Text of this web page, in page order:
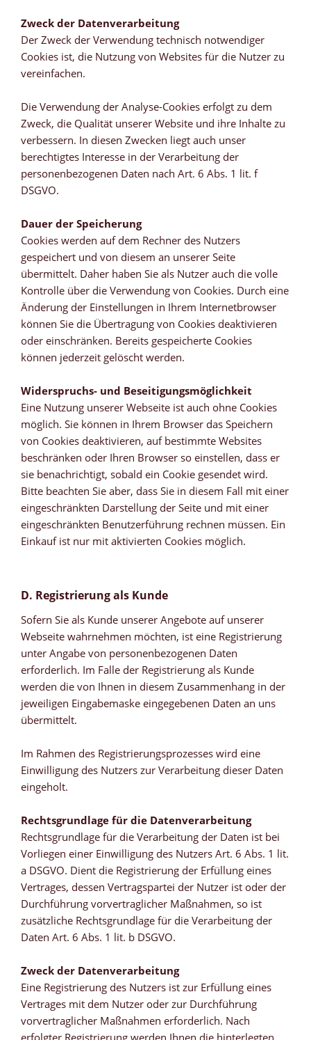
Zweck der Datenverarbeitung
Der Zweck der Verwendung technisch notwendiger
Cookies ist, die Nutzung von Websites für die Nutzer zu
vereinfachen.
Die Verwendung der Analyse-Cookies erfolgt zu dem
Zweck, die Qualität unserer Website und ihre Inhalte zu
verbessern. In diesen Zwecken liegt auch unser
berechtigtes Interesse in der Verarbeitung der
personenbezogenen Daten nach Art. 6 Abs. 1 lit. f
DSGVO.
Dauer der Speicherung
Cookies werden auf dem Rechner des Nutzers
gespeichert und von diesem an unserer Seite
übermittelt. Daher haben Sie als Nutzer auch die volle
Kontrolle über die Verwendung von Cookies. Durch eine
Änderung der Einstellungen in Ihrem Internetbrowser
können Sie die Übertragung von Cookies deaktivieren
oder einschränken. Bereits gespeicherte Cookies
können jederzeit gelöscht werden.
Widerspruchs- und Beseitigungsmöglichkeit
Eine Nutzung unserer Webseite ist auch ohne Cookies
möglich. Sie können in Ihrem Browser das Speichern
von Cookies deaktivieren, auf bestimmte Websites
beschränken oder Ihren Browser so einstellen, dass er
sie benachrichtigt, sobald ein Cookie gesendet wird.
Bitte beachten Sie aber, dass Sie in diesem Fall mit einer
eingeschränkten Darstellung der Seite und mit einer
eingeschränkten Benutzerführung rechnen müssen. Ein
Einkauf ist nur mit aktivierten Cookies möglich.
D. Registrierung als Kunde
Sofern Sie als Kunde unserer Angebote auf unserer
Webseite wahrnehmen möchten, ist eine Registrierung
unter Angabe von personenbezogenen Daten
erforderlich. Im Falle der Registrierung als Kunde
werden die von Ihnen in diesem Zusammenhang in der
jeweiligen Eingabemaske eingegebenen Daten an uns
übermittelt.
Im Rahmen des Registrierungsprozesses wird eine
Einwilligung des Nutzers zur Verarbeitung dieser Daten
eingeholt.
Rechtsgrundlage für die Datenverarbeitung
Rechtsgrundlage für die Verarbeitung der Daten ist bei
Vorliegen einer Einwilligung des Nutzers Art. 6 Abs. 1 lit.
a DSGVO. Dient die Registrierung der Erfüllung eines
Vertrages, dessen Vertragspartei der Nutzer ist oder der
Durchführung vorvertraglicher Maßnahmen, so ist
zusätzliche Rechtsgrundlage für die Verarbeitung der
Daten Art. 6 Abs. 1 lit. b DSGVO.
Zweck der Datenverarbeitung
Eine Registrierung des Nutzers ist zur Erfüllung eines
Vertrages mit dem Nutzer oder zur Durchführung
vorvertraglicher Maßnahmen erforderlich. Nach